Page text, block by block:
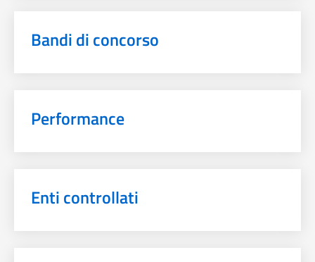
Bandi di concorso
Performance
Enti controllati